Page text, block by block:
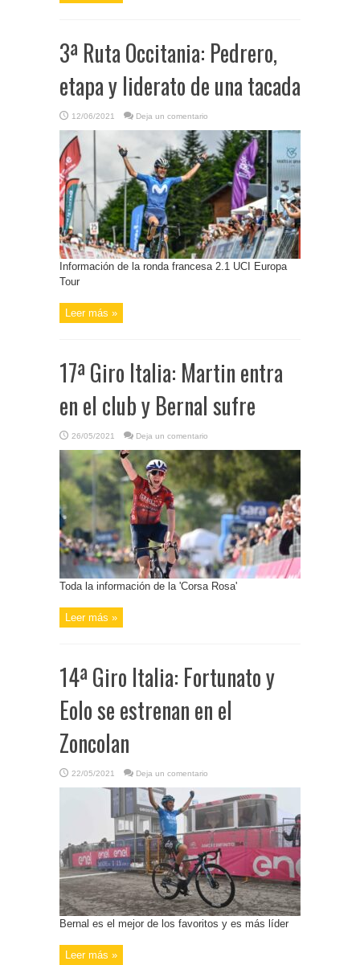
3ª Ruta Occitania: Pedrero,
etapa y liderato de una tacada
12/06/2021 Deja un comentario
Información de la ronda francesa 2.1 UCI Europa
Tour
Leer más »
17ª Giro Italia: Martin entra
en el club y Bernal sufre
26/05/2021 Deja un comentario
Toda la información de la 'Corsa Rosa'
Leer más »
14ª Giro Italia: Fortunato y
Eolo se estrenan en el
Zoncolan
22/05/2021 Deja un comentario
Bernal es el mejor de los favoritos y es más líder
Leer más »